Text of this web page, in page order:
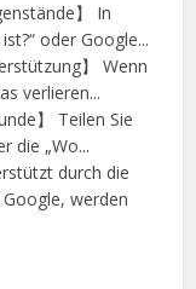
】 In
oder Google...
】 Wenn
verlieren...
】 Teilen Sie
die „Wo...
durch die
werden